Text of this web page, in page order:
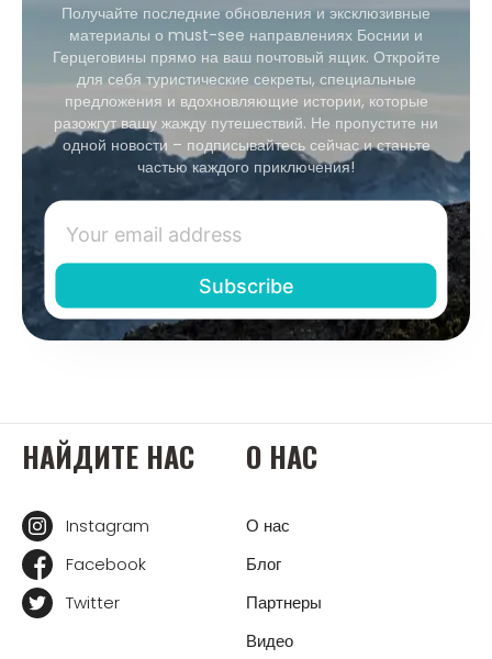
Получайте последние обновления и эксклюзивные
материалы о must-see направлениях Боснии и
Герцеговины прямо на ваш почтовый ящик. Откройте
для себя туристические секреты, специальные
предложения и вдохновляющие истории, которые
разожгут вашу жажду путешествий. Не пропустите ни
одной новости – подписывайтесь сейчас и станьте
частью каждого приключения!
НАЙДИТЕ НАС
Instagram
Facebook
Twitter
О НАС
О нас
Блог
Партнеры
Видео